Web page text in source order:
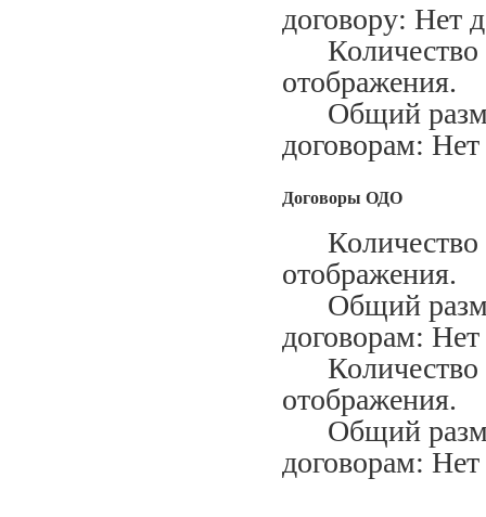
договору: Нет
Количество
отображения.
Общий
договорам:
Договоры ОДО
Количество
отображения.
Общий
договорам:
Количество
отображения.
Общий
договорам: